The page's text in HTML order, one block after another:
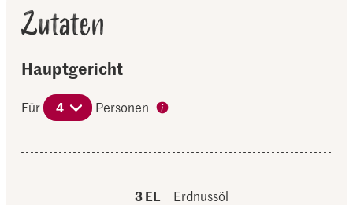
Zutaten
Hauptgericht
Für 4 Personen
3 EL
Erdnussöl